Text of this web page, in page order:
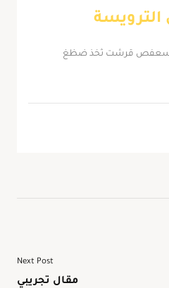
سعفص قرشت ثخذ ضظغ
Next Post
مقال تجريبي